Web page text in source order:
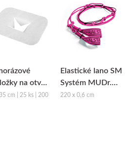
na otvor
z netkané
Fabulo
cm | 25 ks | 200
Elastické lano SM
Systém MUDr.
Smíšek - růžová
220 x 0,6 cm